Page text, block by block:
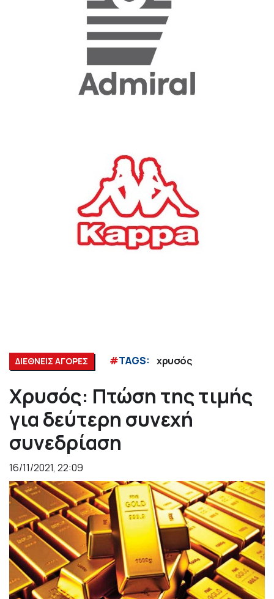
ΔΙΕΘΝΕΙΣ ΑΓΟΡΕΣ #TAGS: χρυσός
Χρυσός: Πτώση της τιμής
για δεύτερη συνεχή
συνεδρίαση
16/11/2021, 22:09